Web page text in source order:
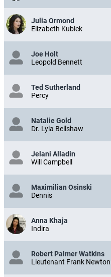
Julia Ormond
Elizabeth Kublek
Joe Holt
Leopold Bennett
Ted Sutherland
Percy
Natalie Gold
Dr. Lyla Bellshaw
Jelani Alladin
Will Campbell
Maximilian Osinski
Dennis
Anna Khaja
Indira
Robert Palmer Watkins
Lieutenant Frank Newton